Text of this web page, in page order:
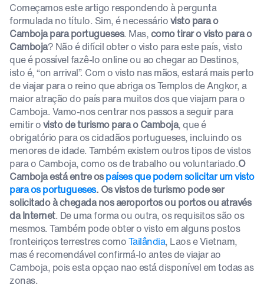
Começamos este artigo respondendo à pergunta
formulada no título. Sim, é necessáriovisto para o
Camboja para portugueses. Mas,como tirar o visto para o
Camboja? Não é difícil obter o visto para este país, visto
que é possível fazê-lo online ou ao chegar ao Destinos,
isto é, “on arrival”. Com o visto nas mãos, estará mais perto
de viajar para o reino que abriga os Templos de Angkor, a
maior atração do país para muitos dos que viajam para o
Camboja. Vamo-nos centrar nos passos a seguir para
emitir ovisto de turismo para o Camboja, que é
obrigatório para os cidadãos portugueses, incluindo os
menores de idade. Também existem outros tipos de vistos
para o Camboja, como os de trabalho ou voluntariado.O
Camboja está entre ospaíses que podem solicitar um visto
para os portugueses. Os vistos de turismo pode ser
solicitado à chegada nos aeroportos ou portos ou através
da Internet. De uma forma ou outra, os requisitos são os
mesmos. Também pode obter o visto em alguns postos
fronteiriços terrestres comoTailândia, Laos e Vietnam,
mas é recomendável confirmá-lo antes de viajar ao
Camboja, pois esta opçao nao está disponível em todas as
zonas.